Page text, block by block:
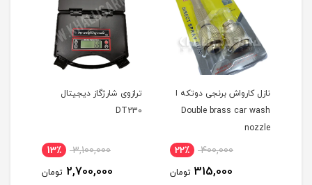
نازل کارواش برنجی دوتکه ا
Double brass car wash
nozzle
400,000 22٪
315,000 تومان
ترازوی شارژگاز دیجیتال
DT230
3,100,000 13٪
2,700,000 تومان